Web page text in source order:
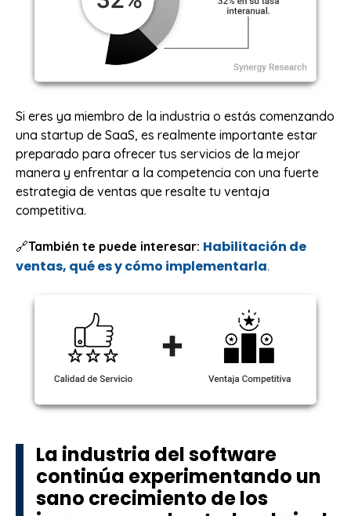
Si eres ya miembro de la industria o estás comenzando
una startup de SaaS, es realmente importante estar
preparado para ofrecer tus servicios de la mejor
manera y enfrentar a la competencia con una fuerte
estrategia de ventas que resalte tu ventaja
competitiva.
🔗También te puede interesar: Habilitación de
ventas, qué es y cómo implementarla.
La industria del software
continúa experimentando un
sano crecimiento de los